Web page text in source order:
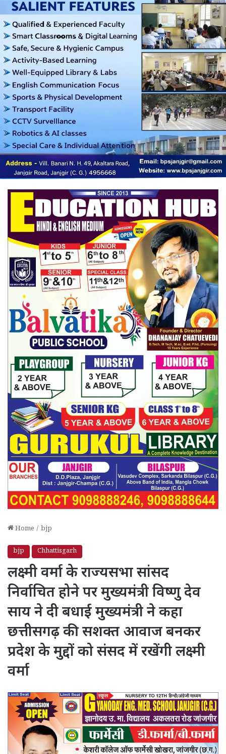
Home / bjp
bjp Chhattisgarh
लक्ष्मी वर्मा के राज्यसभा सांसद
निर्वाचित होने पर मुख्यमंत्री विष्णु देव
साय ने दी बधाई मुख्यमंत्री ने कहा
छत्तीसगढ़ की सशक्त आवाज बनकर
प्रदेश के मुद्दों को संसद में रखेंगी लक्ष्मी
वर्मा